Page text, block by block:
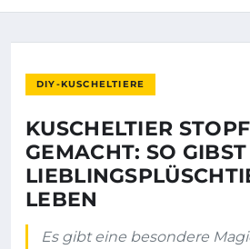
DIY-KUSCHELTIERE
KUSCHELTIER
GEMACHT: SO
LEBEN
Es gibt eine besondere